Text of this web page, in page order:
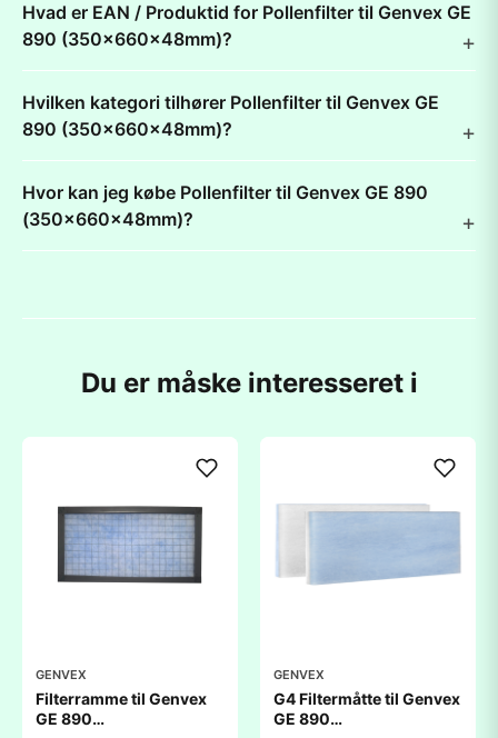
Hvad er EAN / Produktid for Pollenfilter til Genvex GE
890 (350x660x48mm)?
Hvilken kategori tilhører Pollenfilter til Genvex GE
890 (350x660x48mm)?
Hvor kan jeg købe Pollenfilter til Genvex GE 890
(350x660x48mm)?
Du er måske interesseret i
GENVEX
Filterramme til Genvex
GE 890
GENVEX
G4 Filtermåtte til Genvex
GE 890